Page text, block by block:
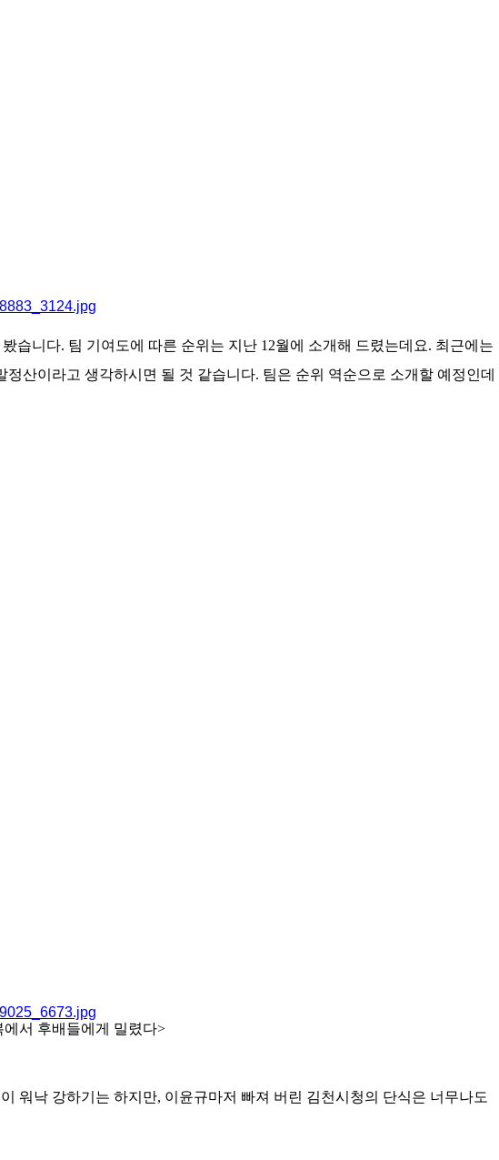
습니다. 팀 기여도에 따른 순위는 지난 12월에 소개해 드렸는데요. 최근에는
산이라고 생각하시면 될 것 같습니다. 팀은 순위 역순으로 소개할 예정인데
서 후배들에게 밀렸다>
워낙 강하기는 하지만, 이윤규마저 빠져 버린 김천시청의 단식은 너무나도